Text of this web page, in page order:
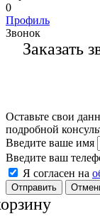
0
Профиль
Звонок
Заказать
Оставьте свои
подробной
Введите ваше имя
Введите ваш
Я согласен на